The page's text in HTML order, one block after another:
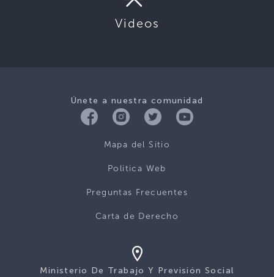
Videos
Únete a nuestra comunidad
Mapa del Sitio
Politica Web
Preguntas Frecuentes
Carta de Derecho
Ministerio De Trabajo Y Previsión Social